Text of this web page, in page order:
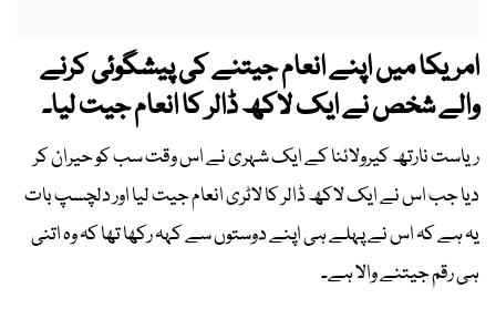
امریکا میں اپنے انعام جیتنے کی پیشگوئی کرنے
والے شخص نے ایک لاکھ ڈالر کا انعام جیت لیا۔
ریاست نارتھ کیرولائنا کے ایک شہری نے اس وقت سب کو حیران کر
دیا جب اس نے ایک لاکھ ڈالر کا لاٹری انعام جیت لیا اور دلچسپ بات
یہ ہے کہ اس نے پہلے ہی اپنے دوستوں سے کہہ رکھا تھا کہ وہ اتنی
ہی رقم جیتنے والا ہے۔